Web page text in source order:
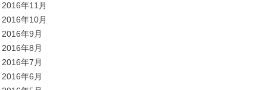
2016年11月
2016年10月
2016年9月
2016年8月
2016年7月
2016年6月